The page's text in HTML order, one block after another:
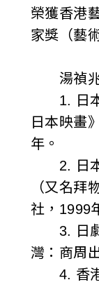
榮獲香港
家獎（藝
湯禎兆
1. 日本
日本映畫
年。
2. 日本
（又名拜
社，1999
3. 日劇
灣：商周
4. 香港